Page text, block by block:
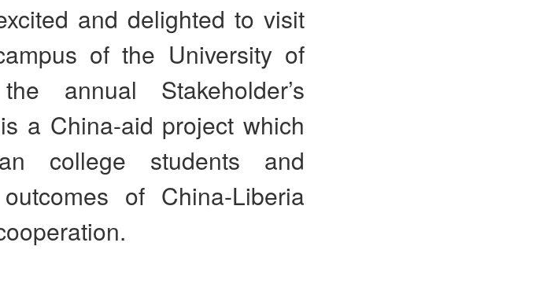
and delighted to visit
of the University of
annual Stakeholder’s
a China-aid project which
college students and
of China-Liberia